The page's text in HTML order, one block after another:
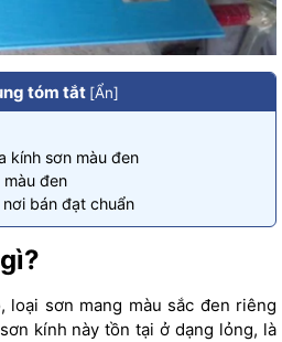
tóm tắt [Ẩn]
kính sơn màu đen
đen
bán đạt chuẩn
loại sơn mang màu sắc đen riêng
kính này tồn tại ở dạng lỏng, là